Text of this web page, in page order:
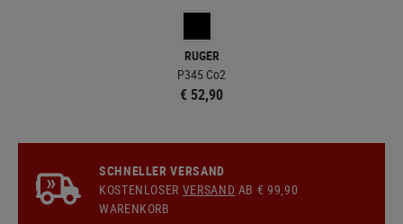
RUGER
P345 Co2
€ 52,90
SCHNELLER VERSAND
KOSTENLOSER VERSAND AB € 99,90
WARENKORB